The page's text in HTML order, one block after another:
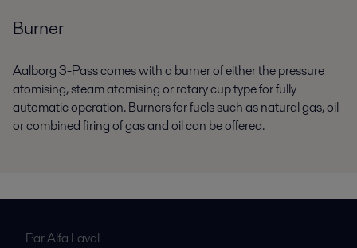
Burner
Aalborg 3-Pass comes with a burner of either the pressure
atomising, steam atomising or rotary cup type for fully
automatic operation. Burners for fuels such as natural gas, oil
or combined firing of gas and oil can be offered.
Par Alfa Laval